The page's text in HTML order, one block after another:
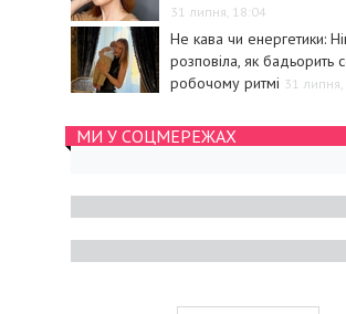
31 липня, 18:04
Не кава чи енергетики:
розповіла, як бадьорить
робочому ритмі 31 липня,
МИ У СОЦМЕРЕЖАХ